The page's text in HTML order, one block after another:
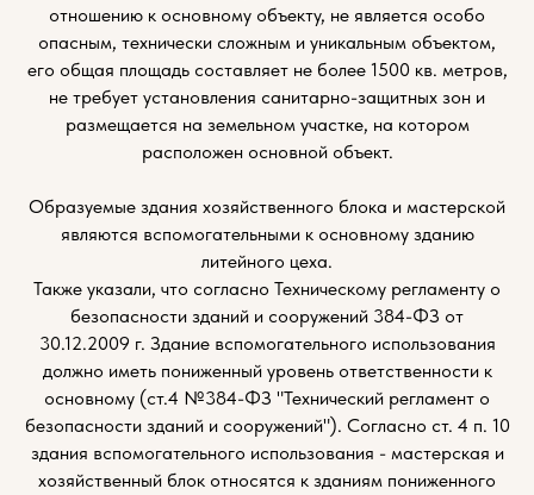
отношению к основному объекту, не является особо
опасным, технически сложным и уникальным объектом,
его общая площадь составляет не более 1500 кв. метров,
не требует установления санитарно-защитных зон и
размещается на земельном участке, на котором
расположен основной объект.
Образуемые здания хозяйственного блока и мастерской
являются вспомогательными к основному зданию
литейного цеха.
Также указали, что согласно Техническому регламенту о
безопасности зданий и сооружений 384-ФЗ от
30.12.2009 г. Здание вспомогательного использования
должно иметь пониженный уровень ответственности к
основному (ст.4 №384-ФЗ "Технический регламент о
безопасности зданий и сооружений"). Согласно ст. 4 п. 10
здания вспомогательного использования - мастерская и
хозяйственный блок относятся к зданиям пониженного